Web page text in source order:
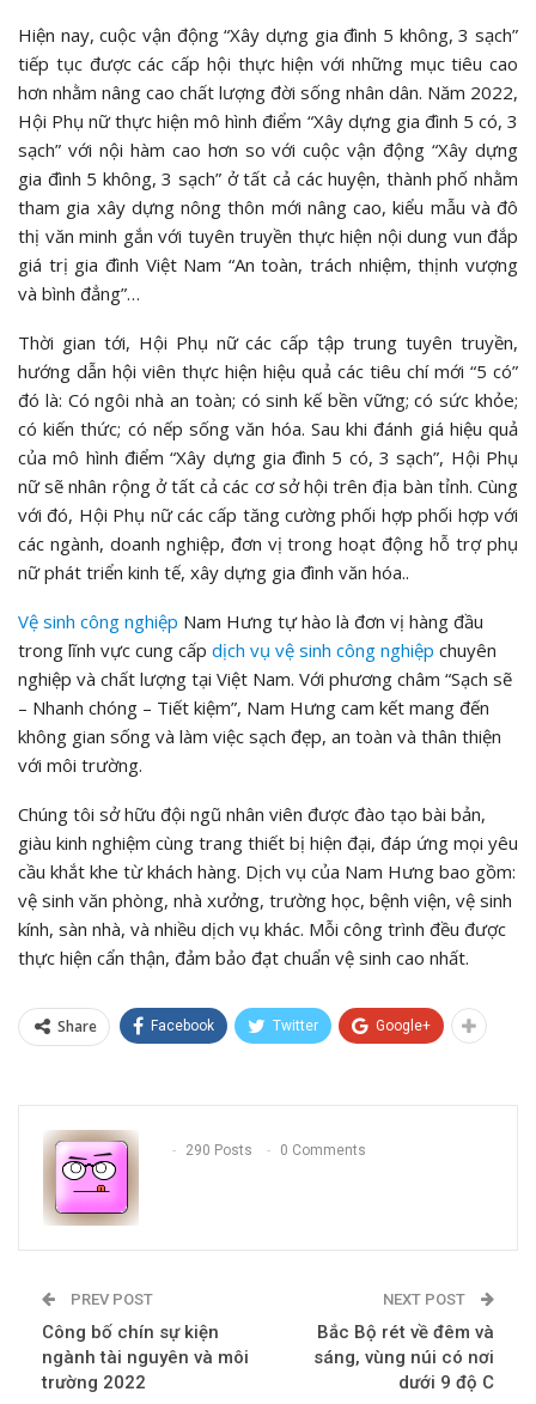
Hiện nay, cuộc vận động “Xây dựng gia đình 5 không, 3 sạch”
tiếp tục được các cấp hội thực hiện với những mục tiêu cao
hơn nhằm nâng cao chất lượng đời sống nhân dân. Năm 2022,
Hội Phụ nữ thực hiện mô hình điểm “Xây dựng gia đình 5 có, 3
sạch” với nội hàm cao hơn so với cuộc vận động “Xây dựng
gia đình 5 không, 3 sạch” ở tất cả các huyện, thành phố nhằm
tham gia xây dựng nông thôn mới nâng cao, kiểu mẫu và đô
thị văn minh gắn với tuyên truyền thực hiện nội dung vun đắp
giá trị gia đình Việt Nam “An toàn, trách nhiệm, thịnh vượng
và bình đẳng”…
Thời gian tới, Hội Phụ nữ các cấp tập trung tuyên truyền,
hướng dẫn hội viên thực hiện hiệu quả các tiêu chí mới “5 có”
đó là: Có ngôi nhà an toàn; có sinh kế bền vững; có sức khỏe;
có kiến thức; có nếp sống văn hóa. Sau khi đánh giá hiệu quả
của mô hình điểm “Xây dựng gia đình 5 có, 3 sạch”, Hội Phụ
nữ sẽ nhân rộng ở tất cả các cơ sở hội trên địa bàn tỉnh. Cùng
với đó, Hội Phụ nữ các cấp tăng cường phối hợp phối hợp với
các ngành, doanh nghiệp, đơn vị trong hoạt động hỗ trợ phụ
nữ phát triển kinh tế, xây dựng gia đình văn hóa..
Vệ sinh công nghiệp Nam Hưng tự hào là đơn vị hàng đầu
trong lĩnh vực cung cấp dịch vụ vệ sinh công nghiệp chuyên
nghiệp và chất lượng tại Việt Nam. Với phương châm “Sạch sẽ
– Nhanh chóng – Tiết kiệm”, Nam Hưng cam kết mang đến
không gian sống và làm việc sạch đẹp, an toàn và thân thiện
với môi trường.
Chúng tôi sở hữu đội ngũ nhân viên được đào tạo bài bản,
giàu kinh nghiệm cùng trang thiết bị hiện đại, đáp ứng mọi yêu
cầu khắt khe từ khách hàng. Dịch vụ của Nam Hưng bao gồm:
vệ sinh văn phòng, nhà xưởng, trường học, bệnh viện, vệ sinh
kính, sàn nhà, và nhiều dịch vụ khác. Mỗi công trình đều được
thực hiện cẩn thận, đảm bảo đạt chuẩn vệ sinh cao nhất.
Share Facebook Twitter Google+
290 Posts 0 Comments
PREV POST
Công bố chín sự kiện
ngành tài nguyên và môi
trường 2022
NEXT POST
Bắc Bộ rét về đêm và
sáng, vùng núi có nơi
dưới 9 độ C